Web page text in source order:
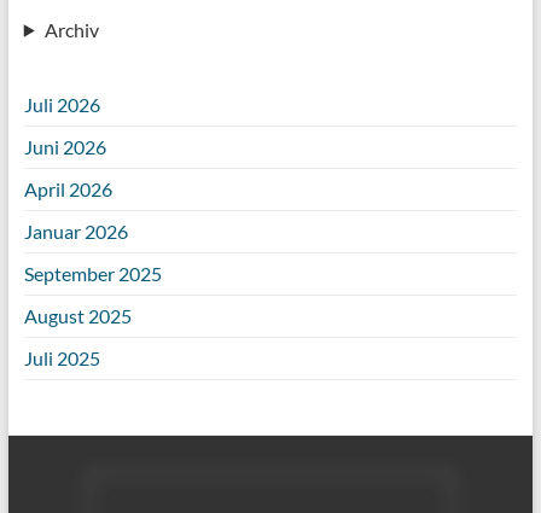
Archiv
Juli 2026
Juni 2026
April 2026
Januar 2026
September 2025
August 2025
Juli 2025